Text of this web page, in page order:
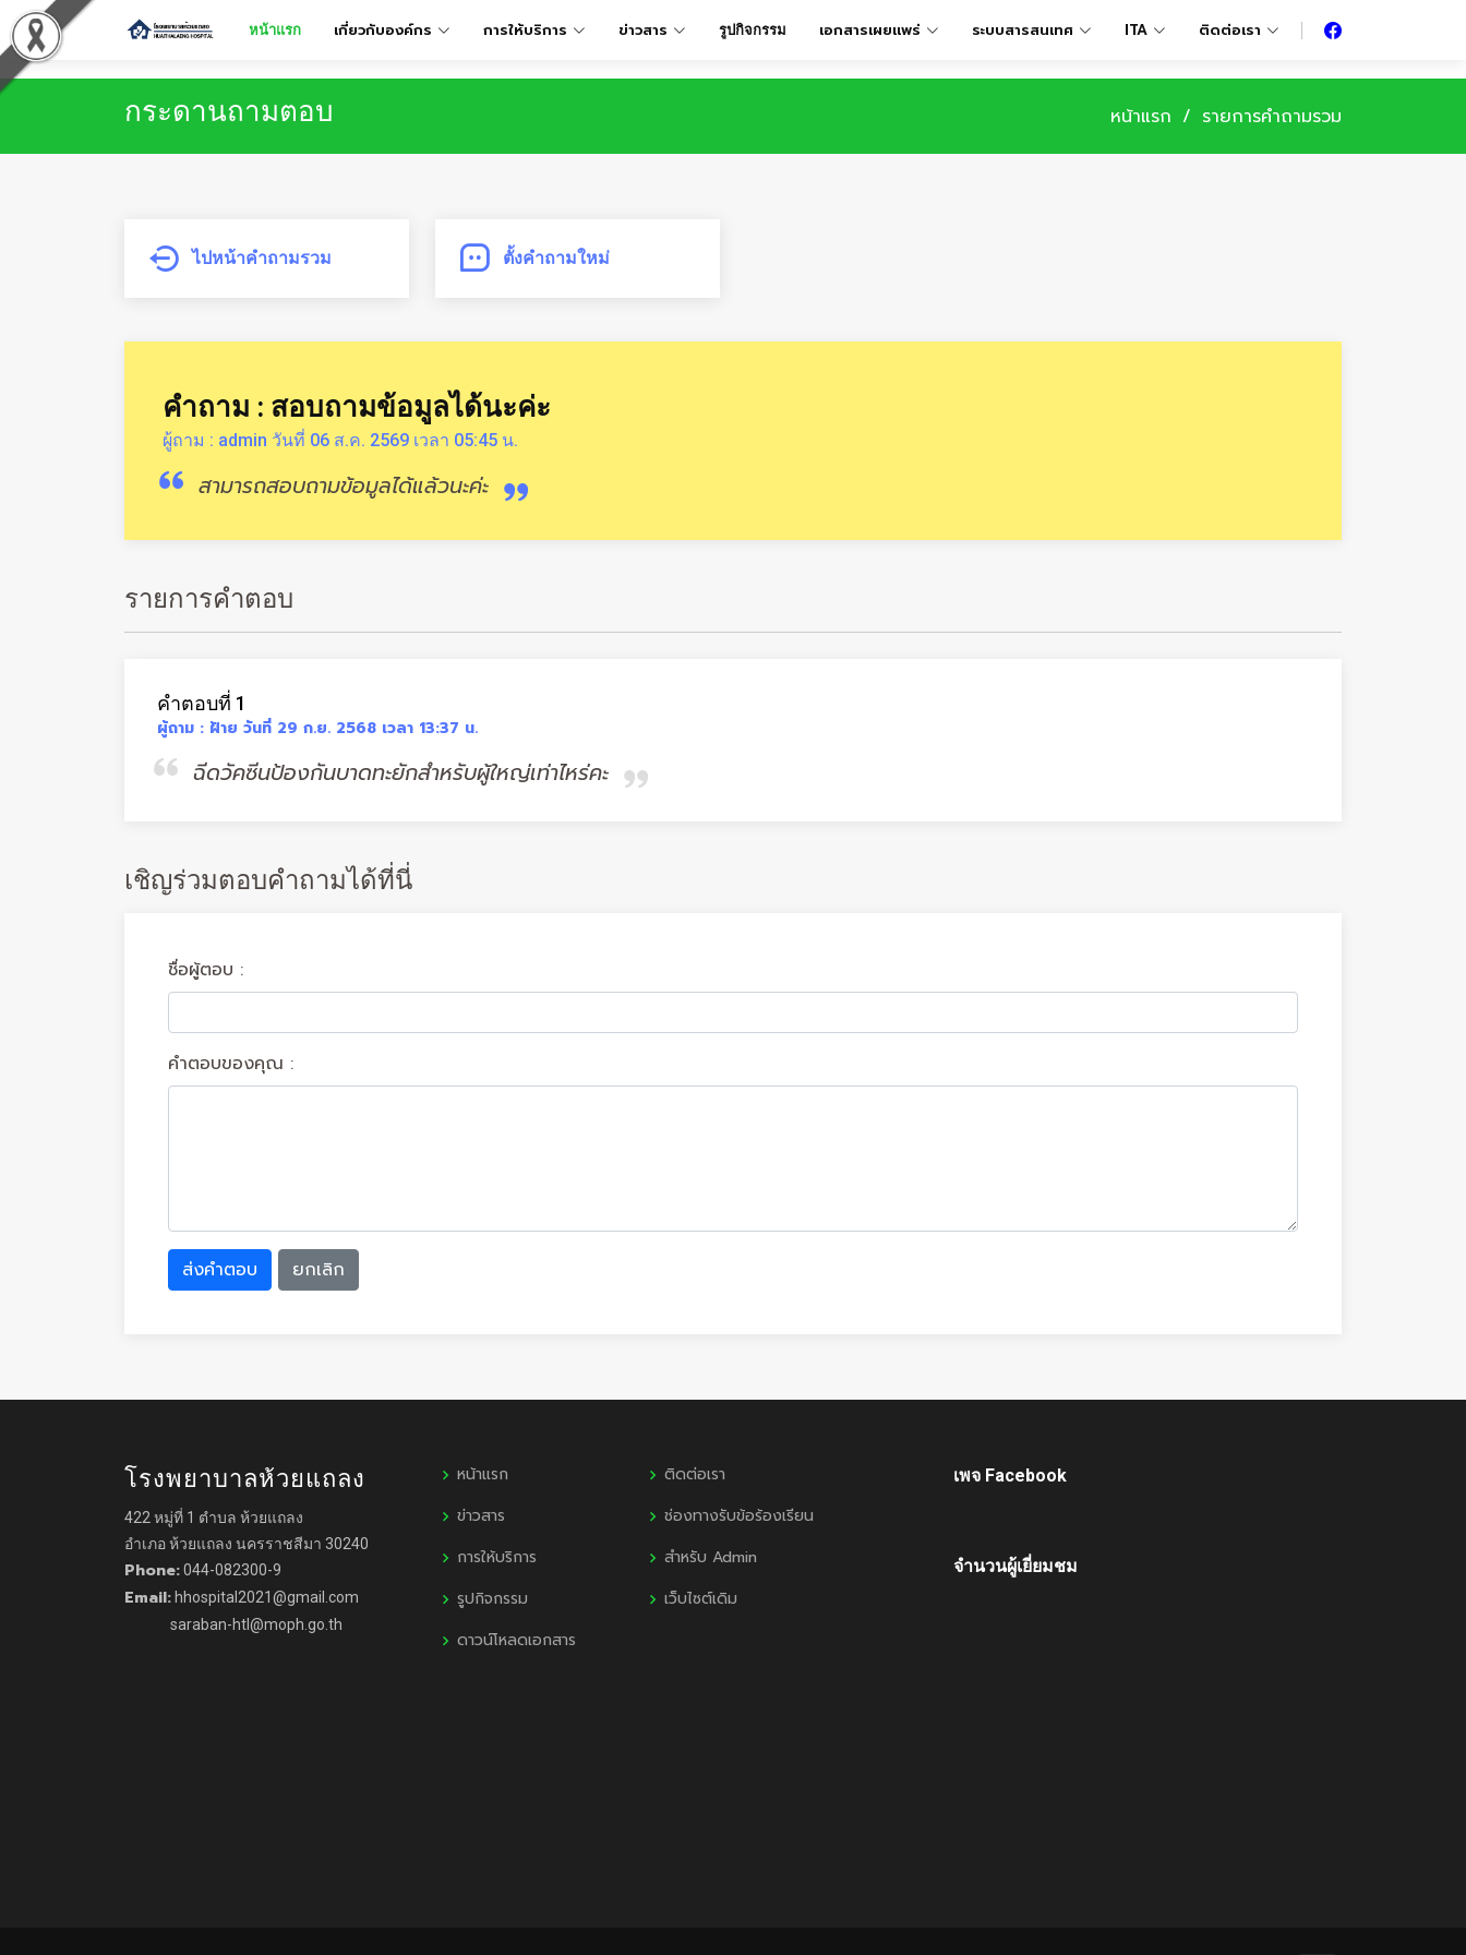
หน้าแรก เกี่ยวกับองค์กร การให้บริการ ข่าวสาร รูปกิจกรรม เอกสารเผยเเพร่ ระบบสารสนเทศ ITA ติดต่อเรา
กระดานถามตอบ หน้าแรก รายการคำถามรวม
ไปหน้าคำถามรวม ตั้งคำถามใหม่
คำถาม : สอบถามข้อมูลได้นะค่ะ
ผู้ถาม : admin วันที่ 06 ส.ค. 2569 เวลา 05:45 น.
สามารถสอบถามข้อมูลได้แล้วนะค่ะ
รายการคำตอบ
คำตอบที่ 1
ผู้ถาม : ฝ้าย วันที่ 29 ก.ย. 2568 เวลา 13:37 น.
ฉีดวัคซีนป้องกันบาดทะยักสำหรับผู้ใหญ่เท่าไหร่คะ
เชิญร่วมตอบคำถามได้ที่นี่
ชื่อผู้ตอบ :
คำตอบของคุณ :
ส่งคำตอบ ยกเลิก
โรงพยาบาลห้วยแถลง
422 หมู่ที่ 1 ตำบล ห้วยแถลง
อำเภอ ห้วยแถลง นครราชสีมา 30240
Phone:044-082300-9
Email: hhospital2021@gmail.com
saraban-htl@moph.go.th
หน้าแรก
ข่าวสาร
การให้บริการ
รูปกิจกรรม
ดาวน์โหลดเอกสาร
ติดต่อเรา
ช่องทางรับข้อร้องเรียน
สำหรับ Admin
เว็บไซต์เดิม
เพจ Facebook
จำนวนผู้เยี่ยมชม